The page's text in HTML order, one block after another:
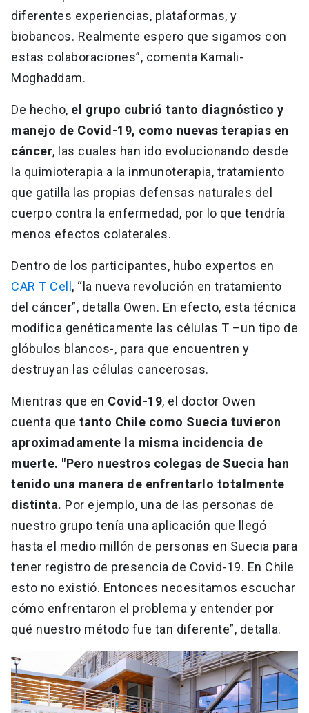
diferentes experiencias, plataformas, y
biobancos. Realmente espero que sigamos con
estas colaboraciones”, comenta Kamali-
Moghaddam.
De hecho, el grupo cubrió tanto diagnóstico y
manejo de Covid-19, como nuevas terapias en
cáncer, las cuales han ido evolucionando desde
la quimioterapia a la inmunoterapia, tratamiento
que gatilla las propias defensas naturales del
cuerpo contra la enfermedad, por lo que tendría
menos efectos colaterales.
Dentro de los participantes, hubo expertos en
CAR T Cell , “la nueva revolución en tratamiento
del cáncer”, detalla Owen. En efecto, esta técnica
modifica genéticamente las células T –un tipo de
glóbulos blancos-, para que encuentren y
destruyan las células cancerosas.
Mientras que en Covid-19, el doctor Owen
cuenta que tanto Chile como Suecia tuvieron
aproximadamente la misma incidencia de
muerte. "Pero nuestros colegas de Suecia han
tenido una manera de enfrentarlo totalmente
distinta. Por ejemplo, una de las personas de
nuestro grupo tenía una aplicación que llegó
hasta el medio millón de personas en Suecia para
tener registro de presencia de Covid-19. En Chile
esto no existió. Entonces necesitamos escuchar
cómo enfrentaron el problema y entender por
qué nuestro método fue tan diferente”, detalla.